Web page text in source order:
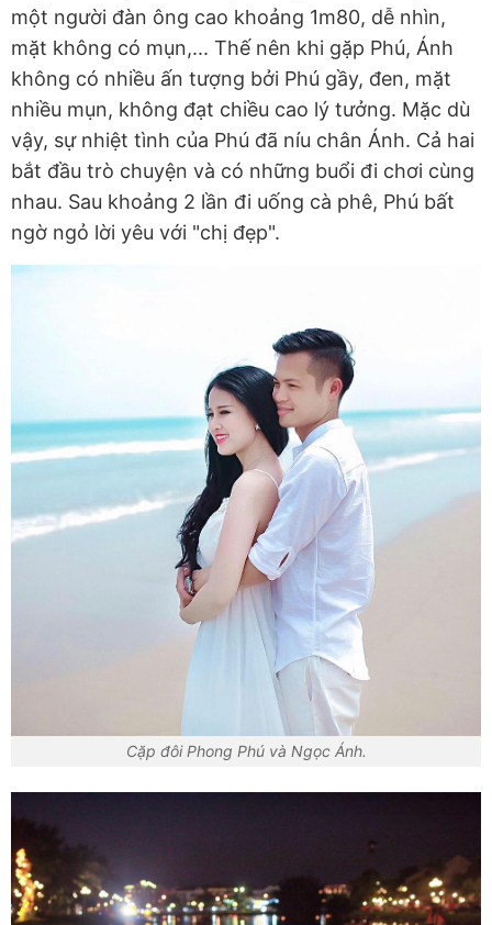
một người đàn ông cao khoảng 1m80, dễ nhìn,
mặt không có mụn,... Thế nên khi gặp Phú, Ánh
không có nhiều ấn tượng bởi Phú gầy, đen, mặt
nhiều mụn, không đạt chiều cao lý tưởng. Mặc dù
vậy, sự nhiệt tình của Phú đã níu chân Ánh. Cả hai
bắt đầu trò chuyện và có những buổi đi chơi cùng
nhau. Sau khoảng 2 lần đi uống cà phê, Phú bất
ngờ ngỏ lời yêu với "chị đẹp".
Cặp đôi Phong Phú và Ngọc Ánh.